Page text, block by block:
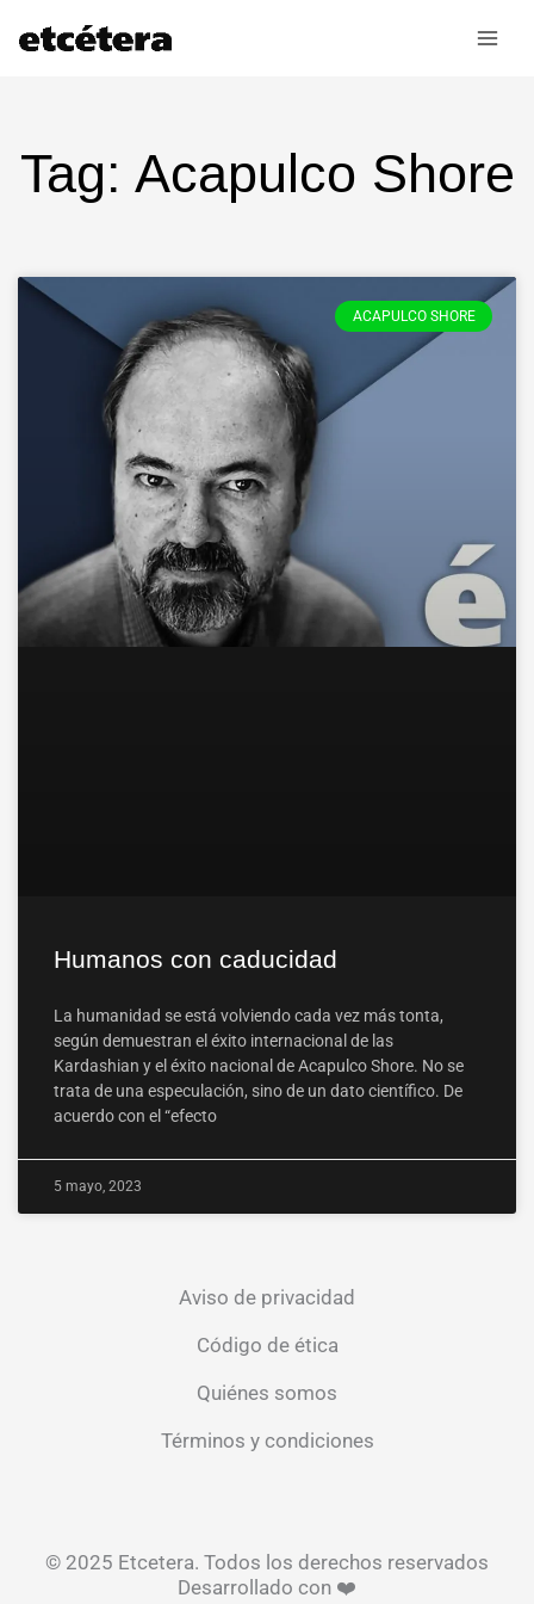
Tag: Acapulco Shore
ACAPULCO SHORE
Humanos con caducidad
La humanidad se está volviendo cada vez más tonta,
según demuestran el éxito internacional de las
Kardashian y el éxito nacional de Acapulco Shore. No se
trata de una especulación, sino de un dato científico. De
acuerdo con el “efecto
5 mayo, 2023
Aviso de privacidad
Código de ética
Quiénes somos
Términos y condiciones
© 2025 Etcetera. Todos los derechos reservados
Desarrollado con ❤️